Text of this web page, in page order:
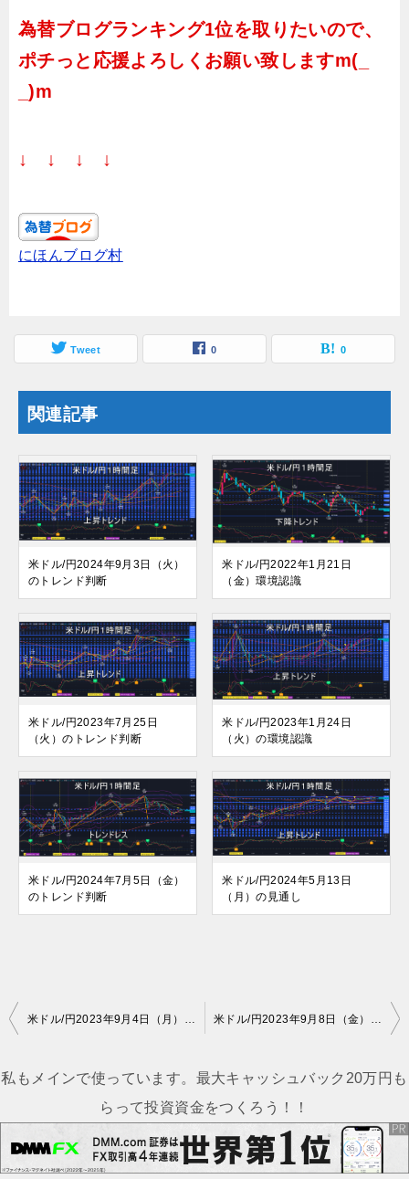
為替ブログランキング1位を取りたいので、
ポチっと応援よろしくお願い致しますm(_
_)m
↓ ↓ ↓ ↓
にほんブログ村
Tweet 0 0
関連記事
米ドル/円2024年9月3日（火）
のトレンド判断
米ドル/円2022年1月21日
（金）環境認識
米ドル/円2023年7月25日
（火）のトレンド判断
米ドル/円2023年1月24日
（火）の環境認識
米ドル/円2024年7月5日（金）
のトレンド判断
米ドル/円2024年5月13日
（月）の見通し
投
ナ
米ドル/円2023年9月4日（月）の見通し 米ドル/円2023年9月8日（金）のトレンド判断
私もメインで使っています。最大キャッシュバック20万円も
らって投資資金をつくろう！！